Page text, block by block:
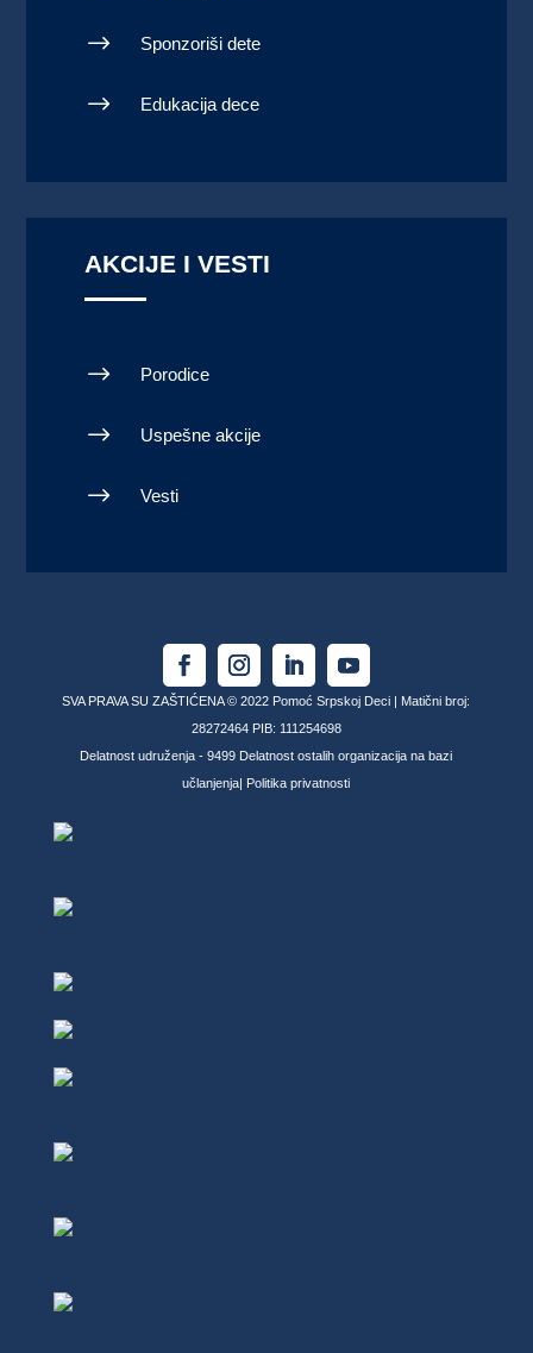
$ Sponzoriši dete
$ Edukacija dece
AKCIJE I VESTI
$ Porodice
$ Uspešne akcije
$ Vesti
SVA PRAVA SU ZAŠTIĆENA © 2022 Pomoć Srpskoj Deci | Matični broj:
28272464 PIB: 111254698
Delatnost udruženja - 9499 Delatnost ostalih organizacija na bazi
učlanjenja| Politika privatnosti